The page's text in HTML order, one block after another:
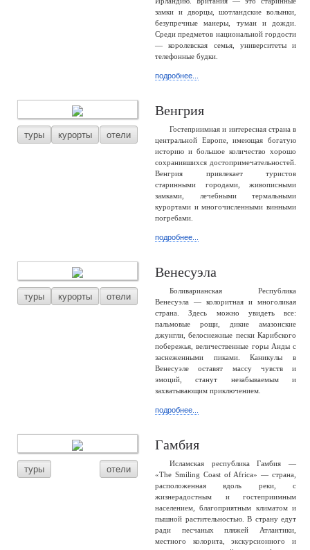
замки и дворцы, шотландские волынки,
безупречные манеры, туман и дожди.
Среди предметов национальной гордости
— королевская семья, университеты и
телефонные будки.
подробнее...
туры курорты отели
Венгрия
Гостеприимная и интересная страна в
центральной Европе, имеющая богатую
историю и большое количество хорошо
сохранившихся достопримечательностей.
Венгрия привлекает туристов
старинными городами, живописными
замками, лечебными термальными
курортами и многочисленными винными
погребами.
подробнее...
туры курорты отели
Венесуэла
Боливарианская Республика
Венесуэла — колоритная и многоликая
страна. Здесь можно увидеть все:
пальмовые рощи, дикие амазонские
джунгли, белоснежные пески Карибского
побережья, величественные горы Анды с
заснеженными пиками. Каникулы в
Венесуэле оставят массу чувств и
эмоций, станут незабываемым и
захватывающим приключением.
подробнее...
туры отели
Гамбия
Исламская республика Гамбия —
«The Smiling Coast of Africa» — страна,
расположенная вдоль реки, с
жизнерадостным и гостеприимным
населением, благоприятным климатом и
пышной растительностью. В страну едут
ради песчаных пляжей Атлантики,
местного колорита, экскурсионного и